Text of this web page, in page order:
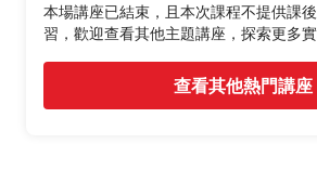
本場講座已結束，且本次課程不提供課
習，歡迎查看其他主題講座，探索更多實
查看其他熱門講座